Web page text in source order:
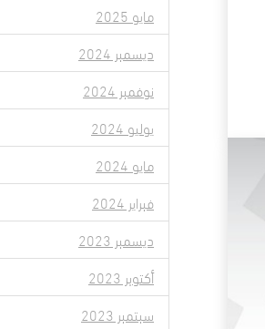
مايو 2025
ديسمبر 2024
نوفمبر 2024
يوليو 2024
مايو 2024
فبراير 2024
ديسمبر 2023
أكتوبر 2023
سبتمبر 2023